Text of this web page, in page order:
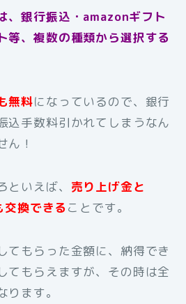
、銀行振込・amazonギフト
等、複数の種類から選択する
無料になっているので、銀行
込手数料引かれてしまうなん
ん！
いえば、 売り上げ金と
換できる ことです。
てもらった金額に、納得でき
てもらえますが、その時は全
ます。